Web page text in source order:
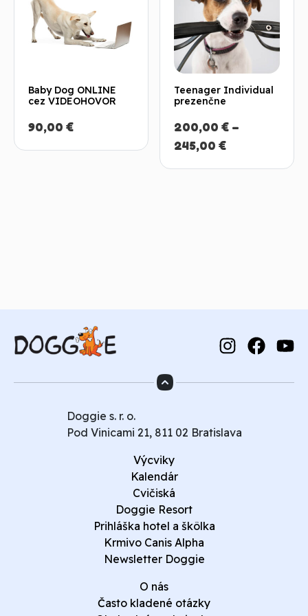
Baby Dog ONLINE
cez VIDEOHOVOR
90,00 €
Teenager Individual
prezenčne
200,00 € –
245,00 €Price
Doggie s. r. o.
Pod Vinicami 21, 811 02 Bratislava
Výcviky
Kalendár
Cvičiská
Doggie Resort
Prihláška hotel a škôlka
Krmivo Canis Alpha
Newsletter Doggie
O nás
Často kladené otázky